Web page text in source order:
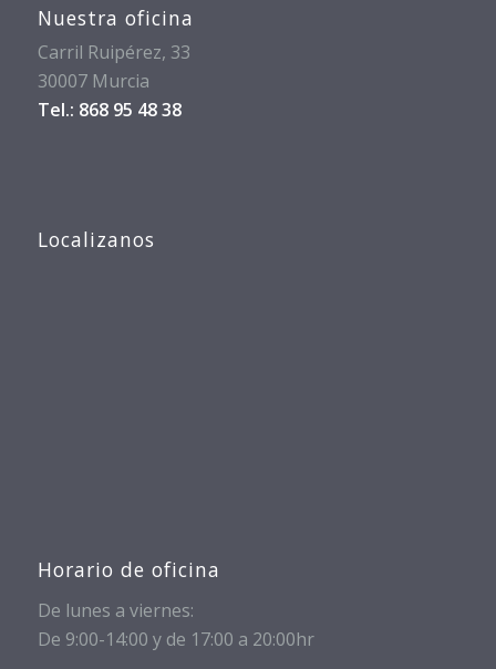
Nuestra oficina
Carril Ruipérez, 33
30007 Murcia
Tel.: 868 95 48 38
Localizanos
Horario de oficina
De lunes a viernes:
De 9:00-14:00 y de 17:00 a 20:00hr